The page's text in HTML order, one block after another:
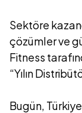
Sektöre
çözümler ve
Fitness
“Yılın
Bugün,